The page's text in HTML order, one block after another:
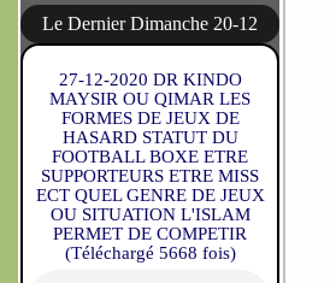
Le Dernier Dimanche 20-12
27-12-2020 DR KINDO
MAYSIR OU QIMAR LES
FORMES DE JEUX DE
HASARD STATUT DU
FOOTBALL BOXE ETRE
SUPPORTEURS ETRE MISS
ECT QUEL GENRE DE JEUX
OU SITUATION L'ISLAM
PERMET DE COMPETIR
(Téléchargé 5668 fois)